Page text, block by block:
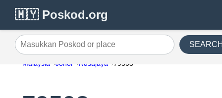
🇲🇾 Poskod.org
Masukkan Poskod or place
Malaysia Johor Nusajaya 79503